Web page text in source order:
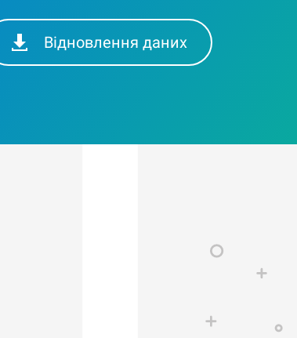
Відновлення даних